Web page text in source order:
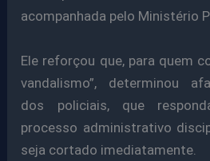
acompanhada pelo Ministério
Ele reforçou que, para quem
vandalismo”, determinou
dos policiais, que
processo administrativo
seja cortado imediatamente.